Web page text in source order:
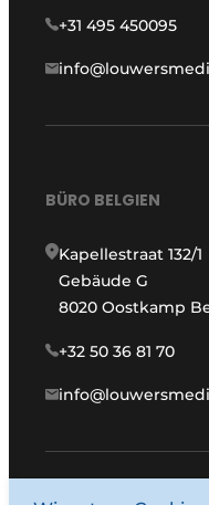
+31 495 450095
BÜRO BELGIEN
Kapellestraat 132/1
Gebäude G
8020 Oostkamp
+32 50 36 81 70